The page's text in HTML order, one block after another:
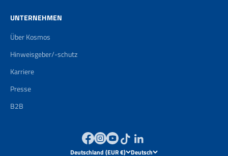
UNTERNEHMEN
Über Kosmos
Hinweisgeber/-schutz
Karriere
Presse
B2B
Deutschland (EUR €) Deutsch